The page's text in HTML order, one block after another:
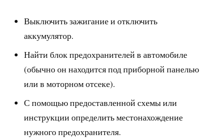
Выключить зажигание и отключить
аккумулятор.
Найти блок предохранителей в автомобиле
(обычно он находится под приборной панелью
или в моторном отсеке).
С помощью предоставленной схемы или
инструкции определить местонахождение
нужного предохранителя.